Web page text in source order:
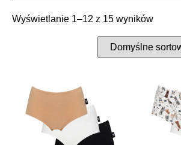
Wyświetlanie 1–12 z 15 wyników